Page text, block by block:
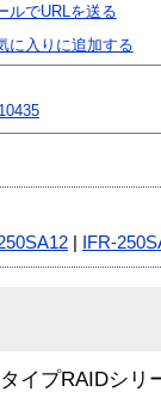
ルでURLを送る
に入りに追加する
IFR-
イプRAIDシ